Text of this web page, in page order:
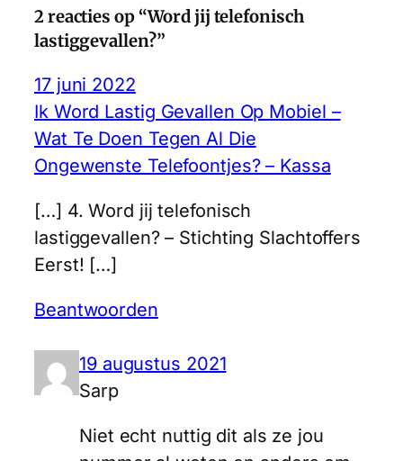
2 reacties op “Word jij telefonisch
lastiggevallen?”
17 juni 2022
Ik Word Lastig Gevallen Op Mobiel –
Wat Te Doen Tegen Al Die
Ongewenste Telefoontjes? – Kassa
[…] 4. Word jij telefonisch
lastiggevallen? – Stichting Slachtoffers
Eerst! […]
Beantwoorden
19 augustus 2021
Sarp
Niet echt nuttig dit als ze jou